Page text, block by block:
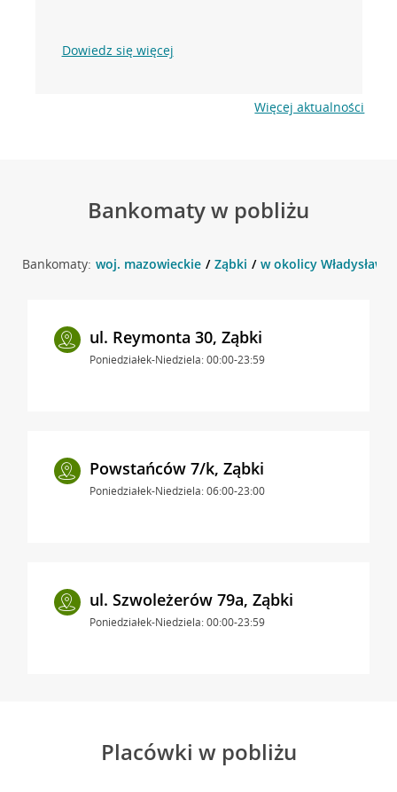
Dowiedz się więcej
Więcej aktualności
Bankomaty w pobliżu
Bankomaty: woj. mazowieckie Ząbki w okolicy
ul. Reymonta 30, Ząbki
Poniedziałek-Niedziela: 00:00-23:59
Powstańców 7/k, Ząbki
Poniedziałek-Niedziela: 06:00-23:00
ul. Szwoleżerów 79a, Ząbki
Poniedziałek-Niedziela: 00:00-23:59
Placówki w pobliżu